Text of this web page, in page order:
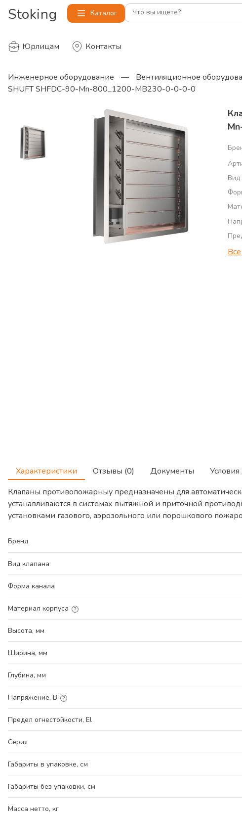
Stoking Каталог Что вы ищете?
Юрлицам Контакты
Инженерное оборудование — Вентиляционное
SHUFT SHFDC-90-Mn-800_1200-MB230-0-0-0-0
Вид
Характеристики Отзывы (0) Документы Условия
Клапаны противопожарныу предназначены для
устанавливаются в системах вытяжной и приточной
установками газового, аэрозольного или порошкового
Бренд
Вид клапана
Форма канала
Материал корпуса
Высота, мм
Ширина, мм
Глубина, мм
Напряжение, В
Предел огнестойкости, El
Серия
Габариты в упаковке, см
Габариты без упаковки, см
Масса нетто, кг